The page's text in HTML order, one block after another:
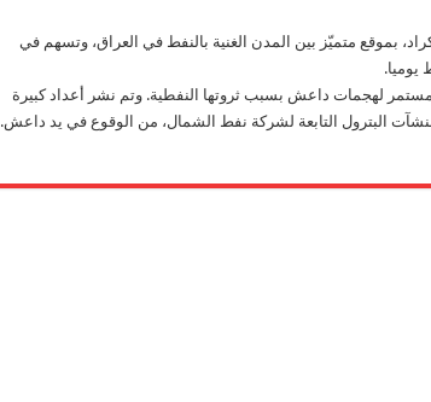
بموقع متميّز بين المدن الغنية بالنفط في العراق، وتسهم في
لهجمات داعش بسبب ثروتها النفطية. وتم نشر أعداد كبيرة
البترول التابعة لشركة نفط الشمال، من الوقوع في يد داعش.